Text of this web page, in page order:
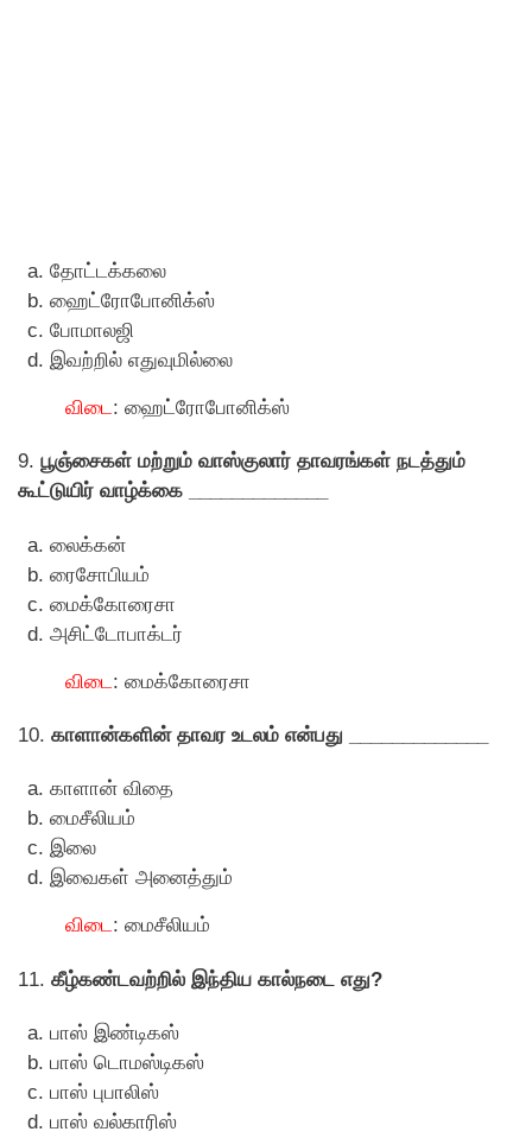
தோட்டக்கலை
ஹைட்ரோபோனிக்ஸ்
போமாலஜி
இவற்றில் எதுவுமில்லை
விடை: ஹைட்ரோபோனிக்ஸ்
9. பூஞ்சைகள் மற்றும் வாஸ்குலார் தாவரங்கள் நடத்தும்
கூட்டுயிர் வாழ்க்கை _____________
லைக்கன்
ரைசோபியம்
மைக்கோரைசா
அசிட்டோபாக்டர்
விடை : மைக்கோரைசா
10. காளான்களின் தாவர உடலம் என்பது _____________
காளான் விதை
மைசீலியம்
இலை
இவைகள் அனைத்தும்
விடை: மைசீலியம்
11. கீழ்கண்டவற்றில் இந்திய கால்நடை எது?
பாஸ் இண்டிகஸ்
பாஸ் டொமஸ்டிகஸ்
பாஸ் புபாலிஸ்
பாஸ் வல்காரிஸ்